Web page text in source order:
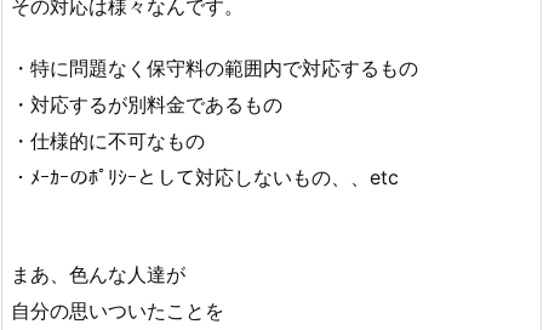
その対応は様々なんです。
・特に問題なく保守料の範囲内で対応するもの
・対応するが別料金であるもの
・仕様的に不可なもの
・ﾒｰｶｰのﾎﾟﾘｼｰとして対応しないもの、、etc
まあ、色んな人達が
自分の思いついたことを